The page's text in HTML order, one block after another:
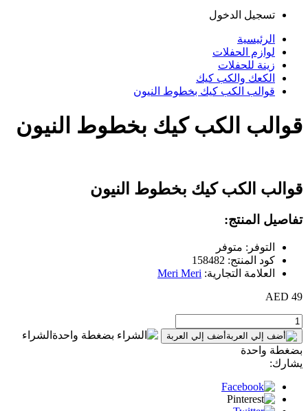
تسجيل الدخول
الرئيسية
لوازم الحفلات
زينة للحفلات
الكعك والكب كيك
قوالب الكب كيك بخطوط النيون
قوالب الكب كيك بخطوط النيون
قوالب الكب كيك بخطوط النيون
تفاصيل المنتج:
التوفر: متوفر
كود المنتج: 158482
العلامة التجارية: Meri Meri
49 AED
أضف إلي العربة
الشراء
بضغطة واحدة
يشارك: